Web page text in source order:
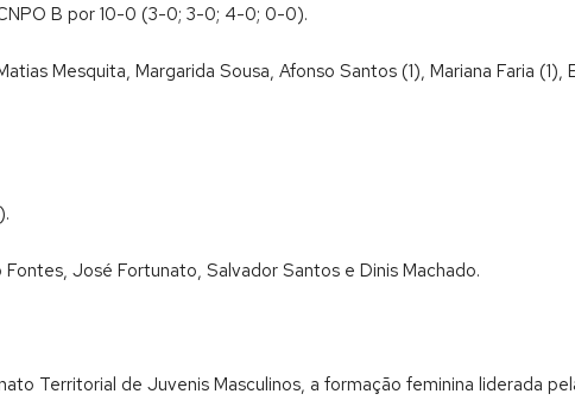
B por 10-0 (3-0; 3-0; 4-0; 0-0).
Mesquita, Margarida Sousa, Afonso Santos (1), Mariana Faria (1),
José Fortunato, Salvador Santos e Dinis Machado.
Territorial de Juvenis Masculinos, a formação feminina liderada